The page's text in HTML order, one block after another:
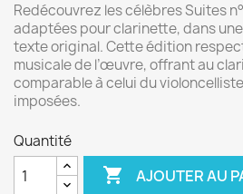
Redécouvrez les célèbres Suites
adaptées pour clarinette, dans
texte original. Cette édition
musicale de l’œuvre, offrant au
comparable à celui du
imposées.
Quantité
 AJOUTER AU